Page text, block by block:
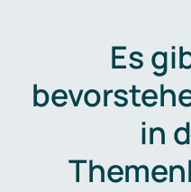
Es
in